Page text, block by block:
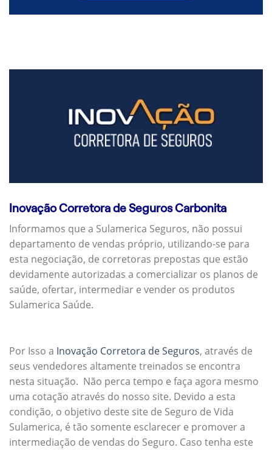
Inovação Corretora de Seguros Carbonita
Informamos que a Sulamerica Seguros, não possui
departamento de vendas próprio, utilizando-se para
esta negociação, de corretoras prepostas que estão
devidamente autorizadas a comercializar os planos de
saúde, ofertar, intermediar e vender os produtos
Sulamerica Saúde.
Por Isso a Inovação Corretora de Seguros, através de
seus vendedores altamente treinados se encontra
nesta situação. Não perca tempo e faça agora mesmo
uma cotação através do nosso site. Devido a esta
condição, o objetivo deste site de Seguro de Vida
Sulamerica, é tão somente esclarecer e promover a
intermediação de vendas do Seguro. Caso tenha este